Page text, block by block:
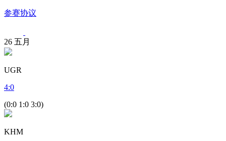
参赛协议
26 五月
UGR
4:0
(0:0 1:0 3:0)
KHM